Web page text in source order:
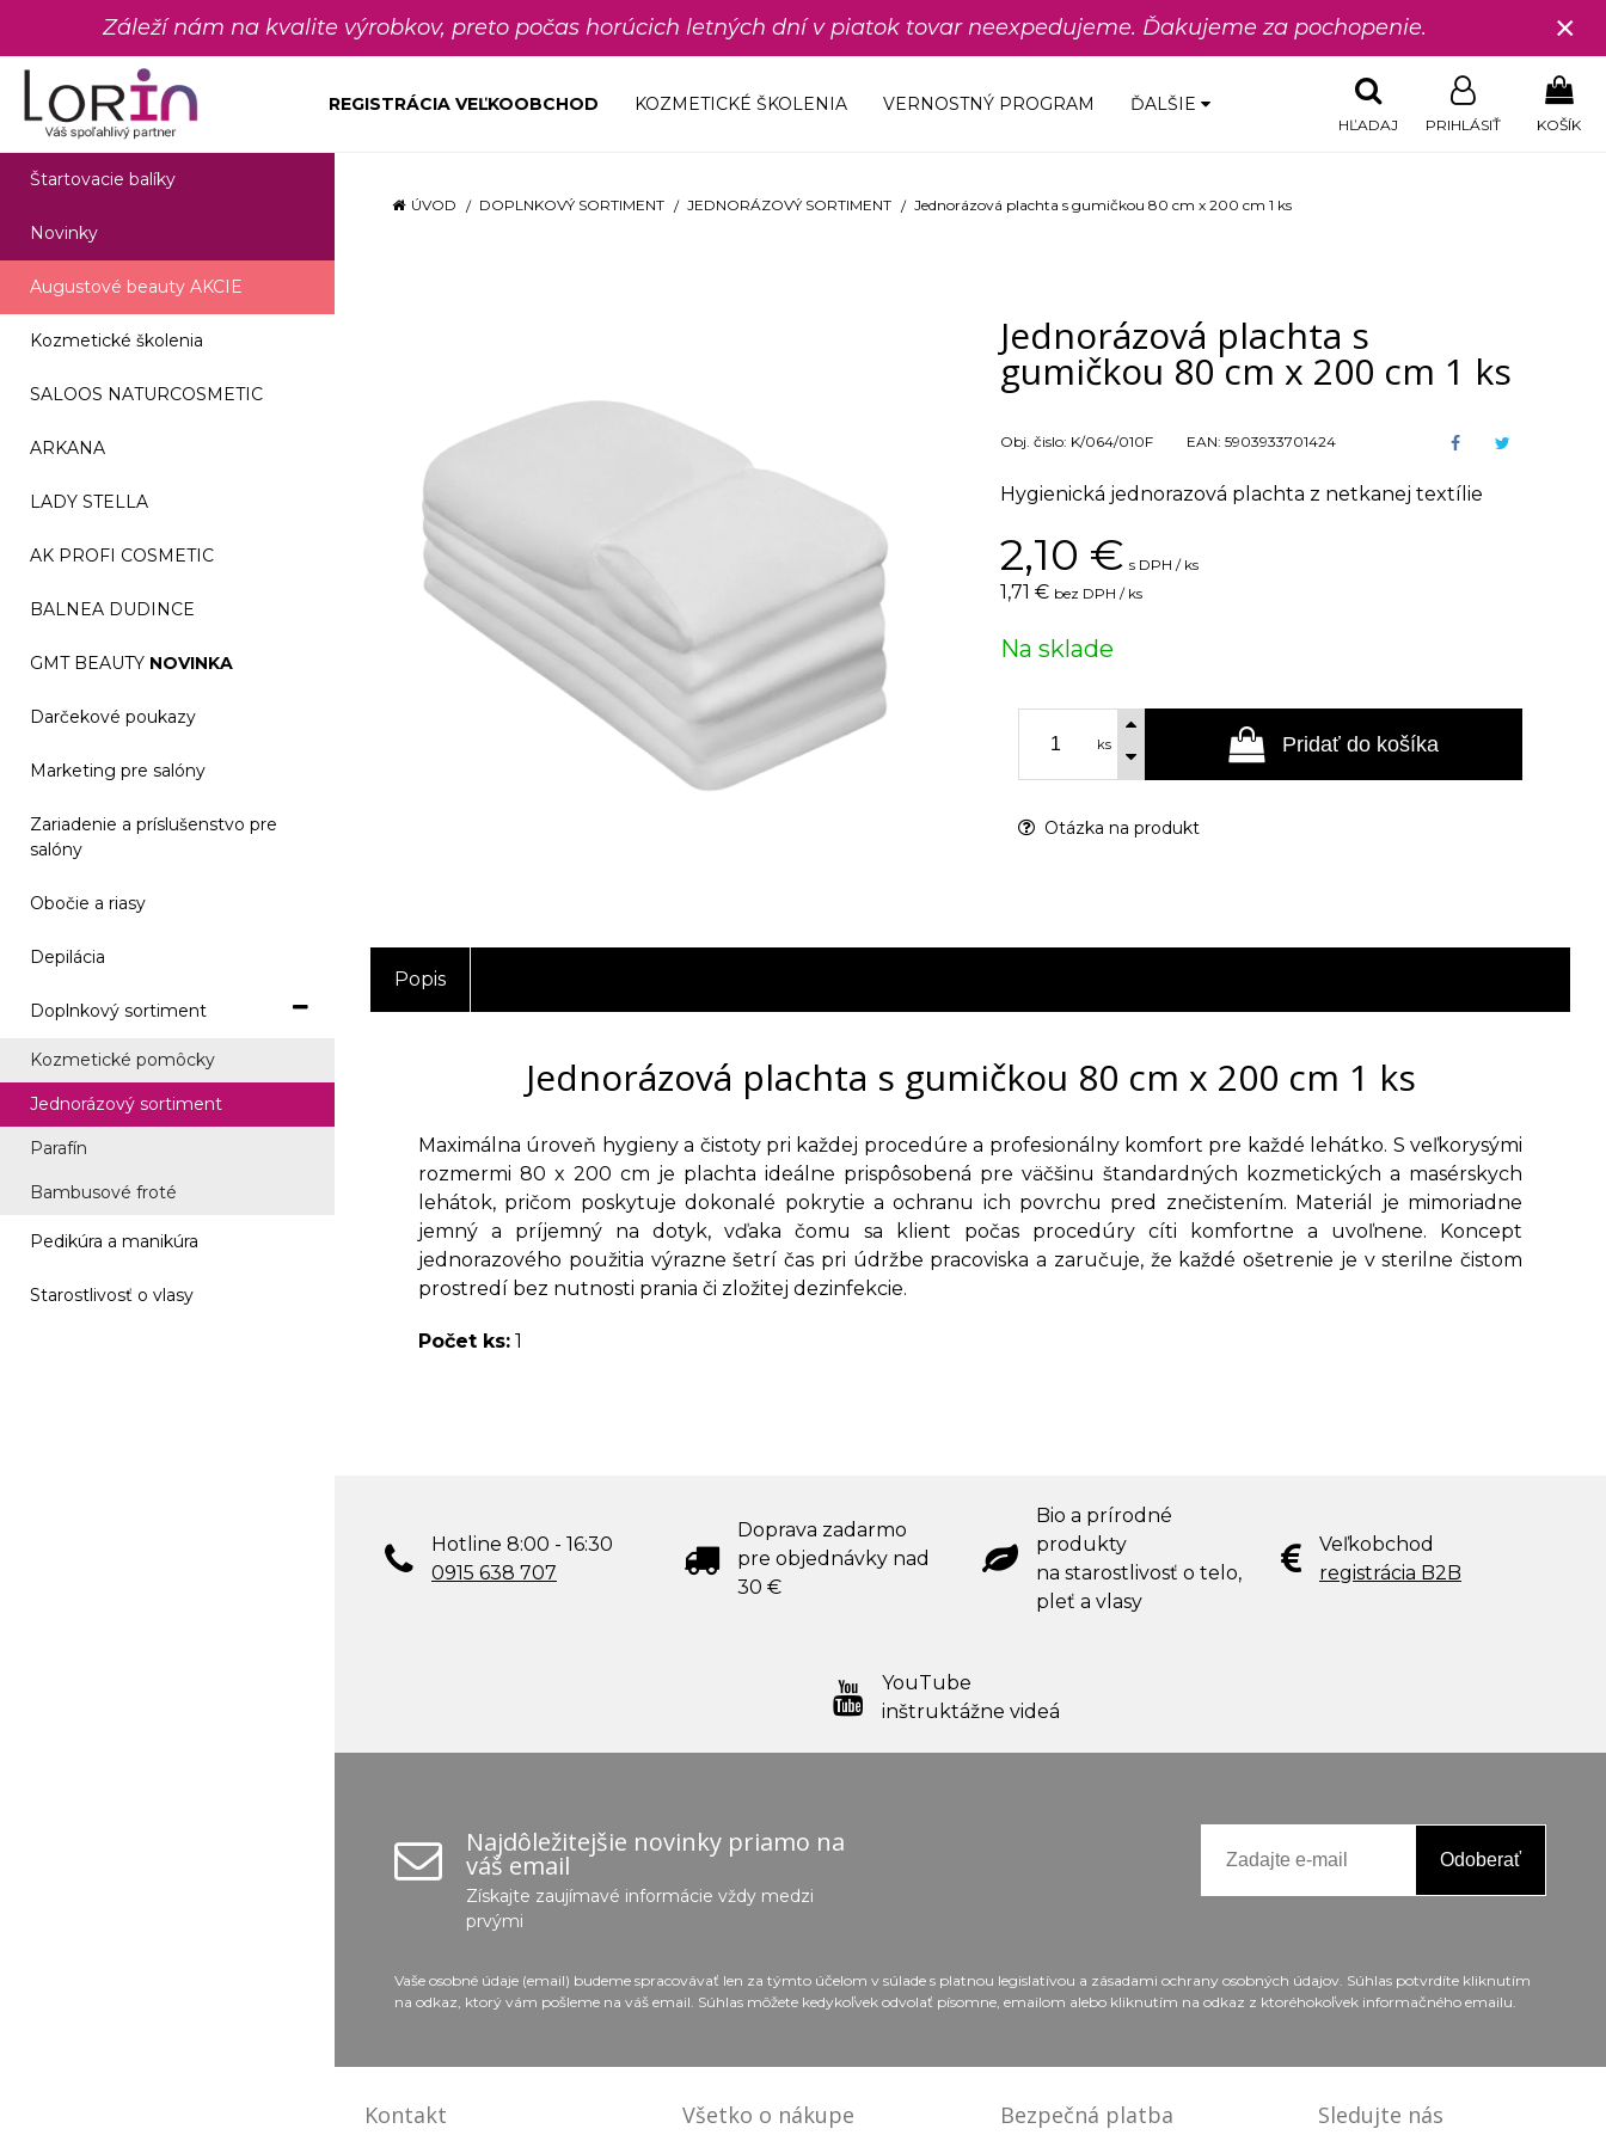
Záleží nám na kvalite výrobkov, preto počas horúcich letných dní v piatok tovar neexpedujeme. Ďakujeme za pochopenie. ×
REGISTRÁCIA VEĽKOOBCHOD KOZMETICKÉ ŠKOLENIA VERNOSTNÝ PROGRAM ĎALŠIE
KOŠÍK
PRIHLÁSIŤ
HĽADAJ
Štartovacie balíky
Novinky
Augustové beauty AKCIE
Kozmetické školenia
SALOOS NATURCOSMETIC
ARKANA
LADY STELLA
AK PROFI COSMETIC
BALNEA DUDINCE
GMT BEAUTY NOVINKA
Darčekové poukazy
Marketing pre salóny
Zariadenie a príslušenstvo pre
salóny
Obočie a riasy
Depilácia
Doplnkový sortiment
Kozmetické pomôcky
Jednorázový sortiment
Parafín
Bambusové froté
Pedikúra a manikúra
Starostlivosť o vlasy
ÚVOD DOPLNKOVÝ SORTIMENT JEDNORÁZOVÝ SORTIMENT Jednorázová plachta s gumičkou 80 cm x 200 cm 1 ks
Jednorázová plachta s
gumičkou 80 cm x 200 cm 1 ks
Obj. čislo: K/064/010F EAN: 5903933701424
Hygienická jednorazová plachta z netkanej textílie
2,10 € s DPH / ks
1,71 € bez DPH / ks
Na sklade
ks Pridať do košíka
Otázka na produkt
Popis
Jednorázová plachta s gumičkou 80 cm x 200 cm 1 ks
Maximálna úroveň hygieny a čistoty pri každej procedúre a profesionálny komfort pre každé lehátko. S veľkorysými
rozmermi 80 x 200 cm je plachta ideálne prispôsobená pre väčšinu štandardných kozmetických a masérskych
lehátok, pričom poskytuje dokonalé pokrytie a ochranu ich povrchu pred znečistením. Materiál je mimoriadne
jemný a príjemný na dotyk, vďaka čomu sa klient počas procedúry cíti komfortne a uvoľnene. Koncept
jednorazového použitia výrazne šetrí čas pri údržbe pracoviska a zaručuje, že každé ošetrenie je v sterilne čistom
prostredí bez nutnosti prania či zložitej dezinfekcie.
Počet ks: 1
Hotline 8:00 - 16:30
0915 638 707
Doprava zadarmo
pre objednávky nad
30 €
Bio a prírodné
produkty
na starostlivosť o telo,
pleť a vlasy
Veľkobchod
registrácia B2B
YouTube
inštruktážne videá
Najdôležitejšie novinky priamo na
váš email
Získajte zaujímavé informácie vždy medzi
prvými
Odoberať
Vaše osobné údaje (email) budeme spracovávať len za týmto účelom v súlade s platnou legislatívou a zásadami ochrany osobných údajov. Súhlas potvrdíte kliknutím
na odkaz, ktorý vám pošleme na váš email. Súhlas môžete kedykoľvek odvolať písomne, emailom alebo kliknutím na odkaz z ktoréhokoľvek informačného emailu.
Kontakt Všetko o nákupe Bezpečná platba Sledujte nás